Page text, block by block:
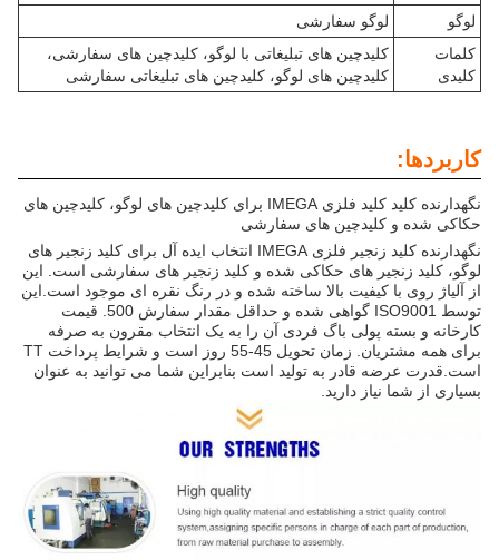
لوگو
لوگو سفارشی
کلمات
کلیدی
کلیدچین های تبلیغاتی با لوگو، کلیدچین های سفارشی،
کلیدچین های لوگو، کلیدچین های تبلیغاتی سفارشی
کاربردها:
نگهدارنده کلید کلید فلزی IMEGA برای کلیدچین های لوگو، کلیدچین های
حکاکی شده و کلیدچین های سفارشی
نگهدارنده کلید زنجیر فلزی IMEGA انتخاب ایده آل برای کلید زنجیر های
لوگو، کلید زنجیر های حکاکی شده و کلید زنجیر های سفارشی است. این
از آلیاژ روی با کیفیت بالا ساخته شده و در رنگ نقره ای موجود است.این
توسط ISO9001 گواهی شده و حداقل مقدار سفارش 500. قیمت
کارخانه و بسته پولی باگ فردی آن را به یک انتخاب مقرون به صرفه
برای همه مشتریان. زمان تحویل 45-55 روز است و شرایط پرداخت TT
است.قدرت عرضه قادر به تولید است بنابراین شما می توانید به عنوان
بسیاری از شما نیاز دارید.